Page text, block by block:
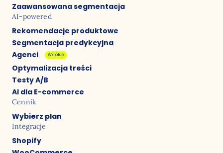
Zaawansowana segmentacja
AI-powered
Rekomendacje produktowe
Segmentacja predykcyjna
Agenci
Wkrótce
Optymalizacja treści
Testy A/B
AI dla E-commerce
Cennik
Wybierz plan
Integracje
Shopify